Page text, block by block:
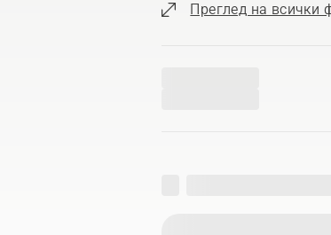
Преглед на всички